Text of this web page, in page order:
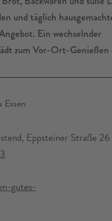
und täglich
Ein wechselnder
zum Vor-Ort-Genießen
Essen
Eppsteiner Straße 26
gutes-